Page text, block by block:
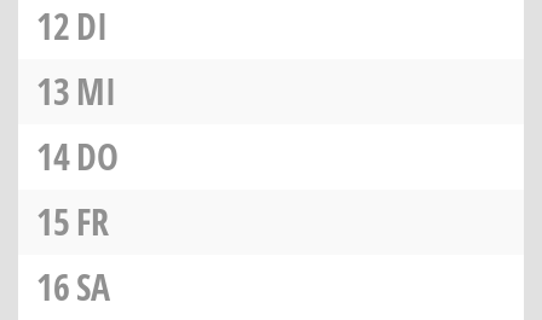
12DI
13MI
14DO
15FR
16SA